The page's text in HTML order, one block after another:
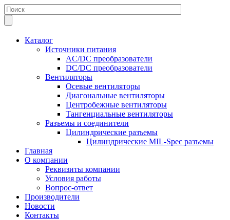
Каталог
Источники питания
AC/DC преобразователи
DC/DC преобразователи
Вентиляторы
Осевые вентиляторы
Диагональные вентиляторы
Центробежные вентиляторы
Тангенциальные вентиляторы
Разъемы и соединители
Цилиндрические разъемы
Цилиндрические MIL-Spec разъемы
Главная
О компании
Реквизиты компании
Условия работы
Вопрос-ответ
Производители
Новости
Контакты